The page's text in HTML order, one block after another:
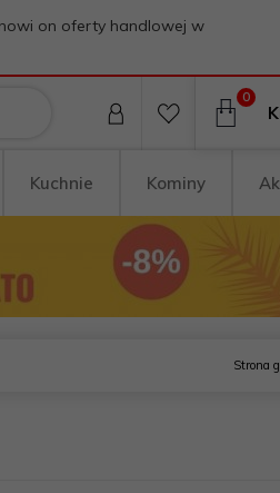
on oferty handlowej w
0
Kuchnie Kominy
Strona